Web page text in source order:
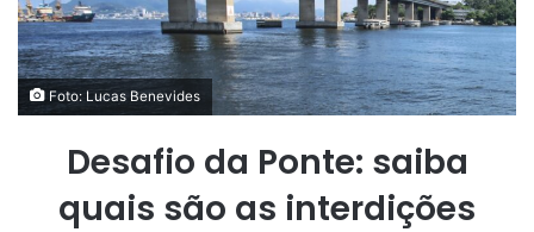
Foto: Lucas Benevides
Desafio da Ponte: saiba
quais são as interdições